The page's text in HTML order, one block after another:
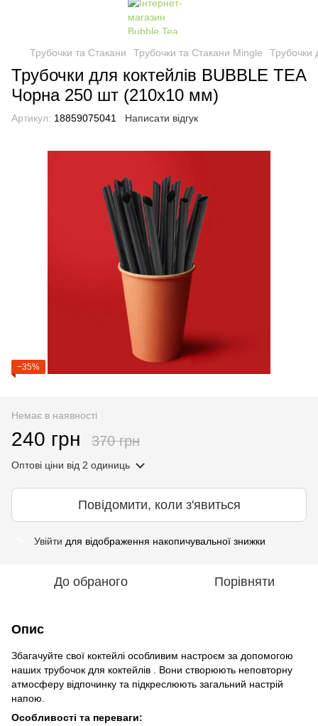
Трубочки та Стакани Трубочки та Стакани Mingle Трубочки
Трубочки для коктейлів BUBBLE TEA
Чорна 250 шт (210х10 мм)
Артикул: 18859075041 Написати відгук
−35%
Немає в наявності
240 грн 370 грн
Оптові ціни від 2 одиниць
Повідомити, коли з'явиться
Увійти для відображення накопичувальної знижки
До обраного Порівняти
Опис
Збагачуйте свої коктейлі особливим настроєм за допомогою
наших трубочок для коктейлів . Вони створюють неповторну
атмосферу відпочинку та підкреслюють загальний настрій
напою.
Особливості та переваги: